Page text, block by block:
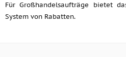
Für Großhandelsaufträge bietet
System von Rabatten.